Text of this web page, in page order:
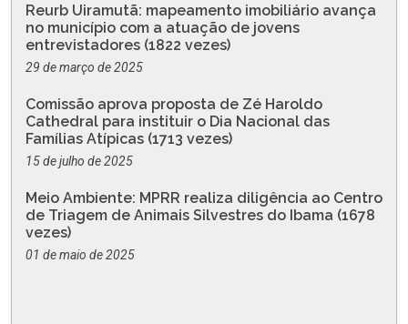
Reurb Uiramutã: mapeamento imobiliário avança
no município com a atuação de jovens
entrevistadores (1822 vezes)
29 de março de 2025
Comissão aprova proposta de Zé Haroldo
Cathedral para instituir o Dia Nacional das
Famílias Atípicas (1713 vezes)
15 de julho de 2025
Meio Ambiente: MPRR realiza diligência ao Centro
de Triagem de Animais Silvestres do Ibama (1678
vezes)
01 de maio de 2025